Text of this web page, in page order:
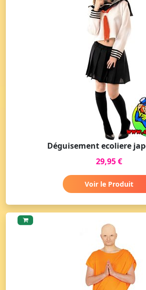
Déguisement ecoliere
29,95 €
Voir le Produit